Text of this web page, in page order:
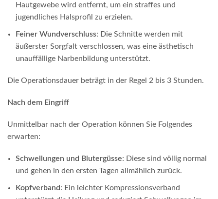
Hautgewebe wird entfernt, um ein straffes und
jugendliches Halsprofil zu erzielen.
Feiner Wundverschluss: Die Schnitte werden mit
äußerster Sorgfalt verschlossen, was eine ästhetisch
unauffällige Narbenbildung unterstützt.
Die Operationsdauer beträgt in der Regel 2 bis 3 Stunden.
Nach dem Eingriff
Unmittelbar nach der Operation können Sie Folgendes
erwarten:
Schwellungen und Blutergüsse: Diese sind völlig normal
und gehen in den ersten Tagen allmählich zurück.
Kopfverband: Ein leichter Kompressionsverband